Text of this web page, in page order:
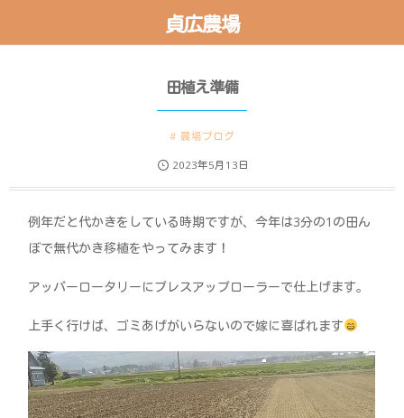
貞広農場
田植え準備
農場ブログ
2023年5月13日
例年だと代かきをしている時期ですが、今年は3分の1の田ん
ぼで無代かき移植をやってみます！
アッパーロータリーにプレスアップローラーで仕上げます。
上手く行けば、ゴミあげがいらないので嫁に喜ばれます